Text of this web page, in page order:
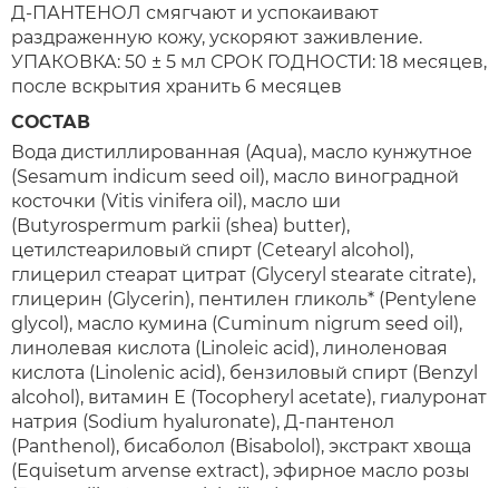
Д-ПАНТЕНОЛ смягчают и успокаивают
раздраженную кожу, ускоряют заживление.
УПАКОВКА: 50 ± 5 мл СРОК ГОДНОСТИ: 18 месяцев,
после вскрытия хранить 6 месяцев
СОСТАВ
Вода дистиллированная (Aqua), масло кунжутное
(Sesamum indicum seed oil), масло виноградной
косточки (Vitis vinifera oil), масло ши
(Butyrospermum parkii (shea) butter),
цетилстеариловый спирт (Cetearyl alcohol),
глицерил стеарат цитрат (Glyceryl stearate citrate),
глицерин (Glycerin), пентилен гликоль* (Pentylene
glycol), масло кумина (Cuminum nigrum seed oil),
линолевая кислота (Linoleic acid), линоленовая
кислота (Linolenic acid), бензиловый спирт (Benzyl
alcohol), витамин Е (Tocopheryl acetate), гиалуронат
натрия (Sodium hyaluronate), Д-пантенол
(Panthenol), бисаболол (Bisabolol), экстракт хвоща
(Equisetum arvense extract), эфирное масло розы